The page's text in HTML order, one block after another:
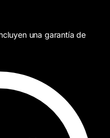
una garantía de